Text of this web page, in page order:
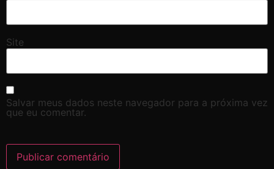
Site
Salvar meus dados neste navegador para a próxima vez
que eu comentar.